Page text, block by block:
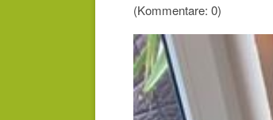
(Kommentare: 0)